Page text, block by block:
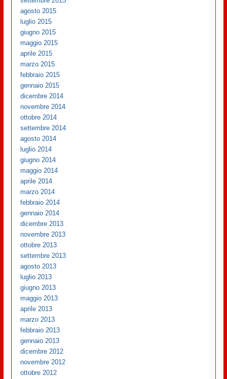
agosto 2015
luglio 2015
giugno 2015
maggio 2015
aprile 2015
marzo 2015
febbraio 2015
gennaio 2015
dicembre 2014
novembre 2014
ottobre 2014
settembre 2014
agosto 2014
luglio 2014
giugno 2014
maggio 2014
aprile 2014
marzo 2014
febbraio 2014
gennaio 2014
dicembre 2013
novembre 2013
ottobre 2013
settembre 2013
agosto 2013
luglio 2013
giugno 2013
maggio 2013
aprile 2013
marzo 2013
febbraio 2013
gennaio 2013
dicembre 2012
novembre 2012
ottobre 2012